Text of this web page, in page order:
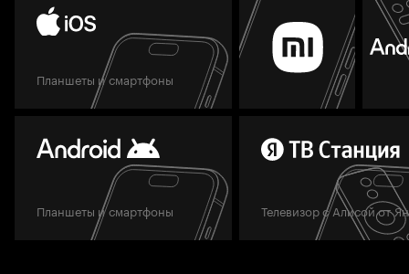
Планшеты и смартфоны
Планшеты и смартфоны Телевизор с Алисой от